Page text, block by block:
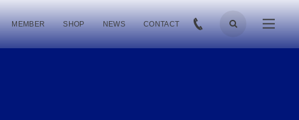
MEMBER SHOP NEWS CONTACT